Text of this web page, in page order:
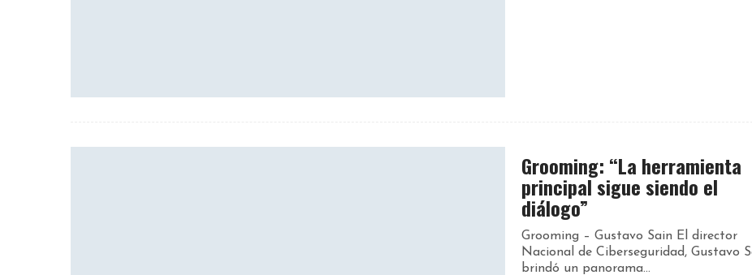
Grooming: “La herramienta
principal sigue siendo el
diálogo”
Grooming – Gustavo Sain El director
Nacional de Ciberseguridad, Gustavo
brindó un panorama...